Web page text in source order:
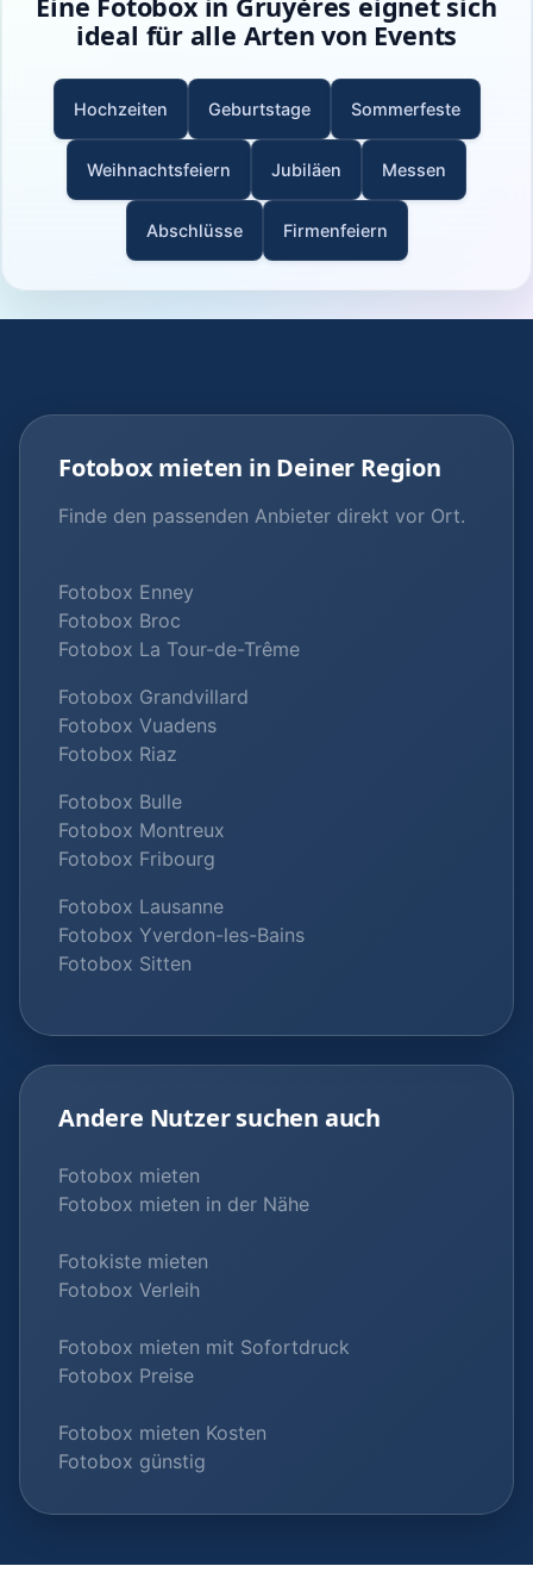
ideal für alle Arten von Events
Hochzeiten Geburtstage Sommerfeste
Weihnachtsfeiern Jubiläen Messen
Abschlüsse Firmenfeiern
Fotobox mieten in Deiner Region
Finde den passenden Anbieter direkt vor Ort.
Fotobox Enney
Fotobox Broc
Fotobox La Tour-de-Trême
Fotobox Grandvillard
Fotobox Vuadens
Fotobox Riaz
Fotobox Bulle
Fotobox Montreux
Fotobox Fribourg
Fotobox Lausanne
Fotobox Yverdon-les-Bains
Fotobox Sitten
Andere Nutzer suchen auch
Fotobox mieten
Fotobox mieten in der Nähe
Fotokiste mieten
Fotobox Verleih
Fotobox mieten mit Sofortdruck
Fotobox Preise
Fotobox mieten Kosten
Fotobox günstig